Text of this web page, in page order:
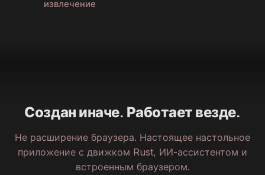
извлечение
Создан иначе. Работает везде.
Не расширение браузера. Настоящее настольное
приложение с движком Rust, ИИ-ассистентом и
встроенным браузером.